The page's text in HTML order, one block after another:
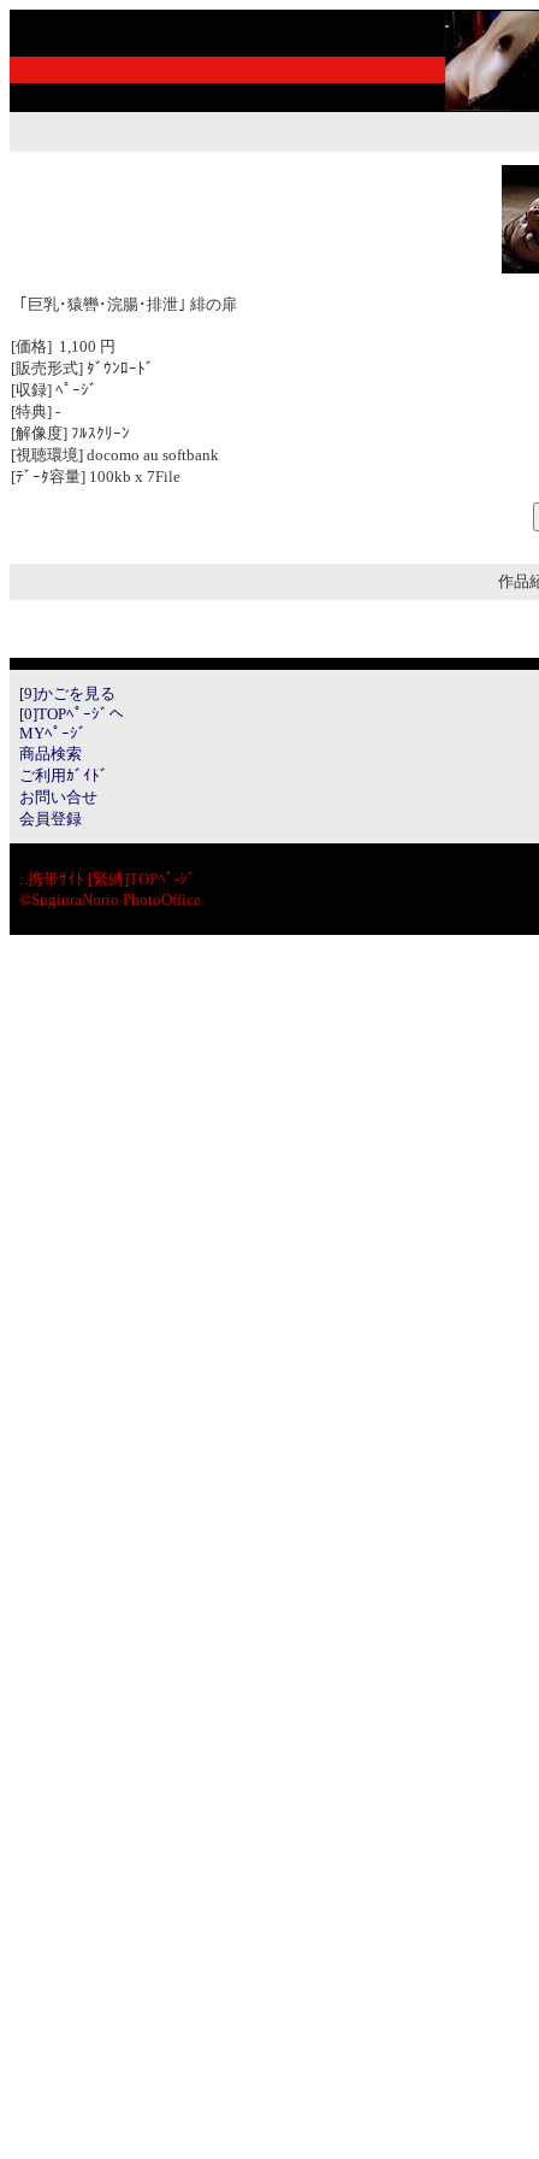
｢巨乳･猿轡･浣腸･排泄｣ 緋の扉
[価格] 1,100 円
[販売形式] ﾀﾞｳﾝﾛｰﾄﾞ
[収録] ﾍﾟｰｼﾞ
[特典] -
[解像度] ﾌﾙｽｸﾘｰﾝ
[視聴環境] docomo au softbank
[ﾃﾞｰﾀ容量] 100kb x 7File
作品
[9]かごを見る
[0]TOPﾍﾟｰｼﾞへ
MYﾍﾟｰｼﾞ
商品検索
ご利用ｶﾞｲﾄﾞ
お問い合せ
会員登録
:.携帯ｻｲﾄ [緊縛]TOPﾍﾟ-ｼﾞ
©SugiuraNorio PhotoOffice.